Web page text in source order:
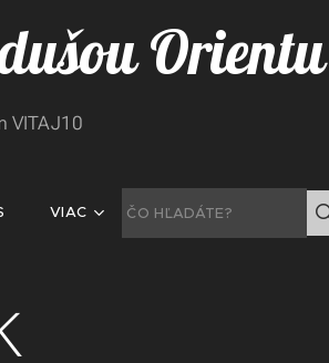
Orientu
VITAJ10
VIAC